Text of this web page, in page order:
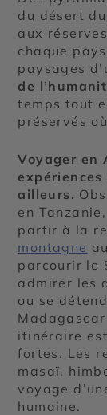
du désert
aux
chaque
paysages
de
temps tout
préservés
Voyager en
ailleurs.
en
partir à la
montagne
parcourir le
admirer les
ou se
itinéraire est
fortes. Les
masaï,
voyage
humaine.